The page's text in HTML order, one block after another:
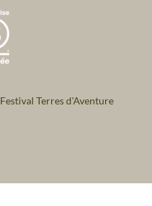
Festival Terres d'Aventure